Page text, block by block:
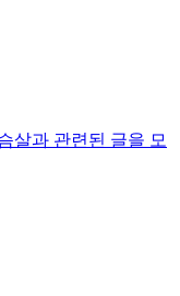
살과 관련된 글을 모